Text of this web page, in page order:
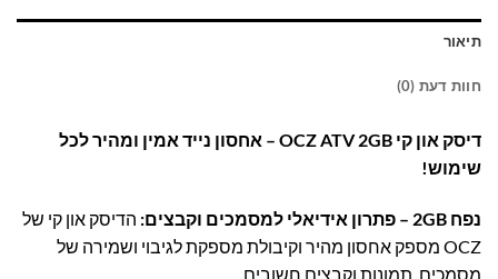
תיאור
חוות דעת (0)
דיסק און קי OCZ ATV 2GB – אחסון נייד אמין ומהיר לכל
שימוש!
נפח 2GB – פתרון אידיאלי למסמכים וקבצים:
הדיסק און קי של
OCZ מספק אחסון מהיר וקיבולת מספקת לגיבוי ושמירה של
מסמכים, תמונות וקבצים חשובים.